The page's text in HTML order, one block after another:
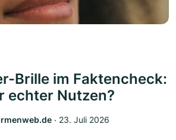
Brille im Faktencheck:
echter Nutzen?
‧ 23. Juli 2026